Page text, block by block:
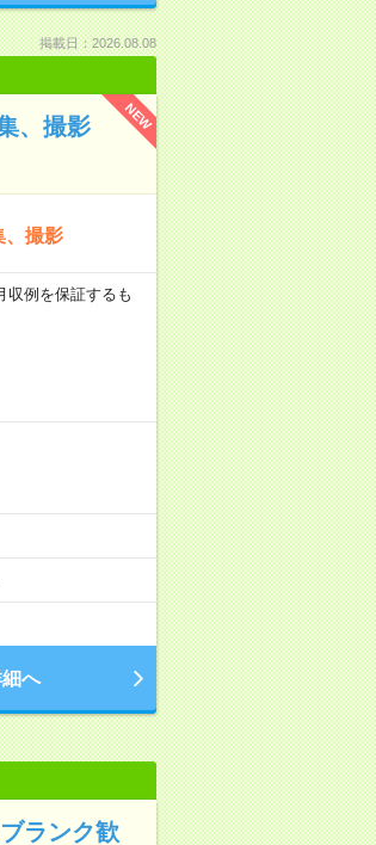
掲載日：2026.08.08
NEW
、撮影
、撮影
例を保証するも
へ
ランク歓